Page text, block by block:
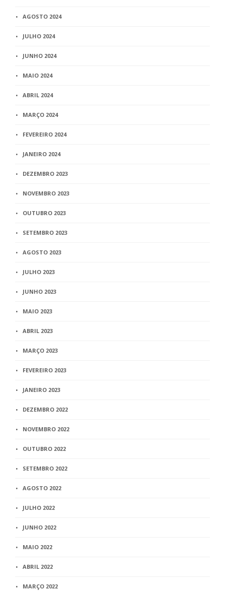
AGOSTO 2024
JULHO 2024
JUNHO 2024
MAIO 2024
ABRIL 2024
MARÇO 2024
FEVEREIRO 2024
JANEIRO 2024
DEZEMBRO 2023
NOVEMBRO 2023
OUTUBRO 2023
SETEMBRO 2023
AGOSTO 2023
JULHO 2023
JUNHO 2023
MAIO 2023
ABRIL 2023
MARÇO 2023
FEVEREIRO 2023
JANEIRO 2023
DEZEMBRO 2022
NOVEMBRO 2022
OUTUBRO 2022
SETEMBRO 2022
AGOSTO 2022
JULHO 2022
JUNHO 2022
MAIO 2022
ABRIL 2022
MARÇO 2022